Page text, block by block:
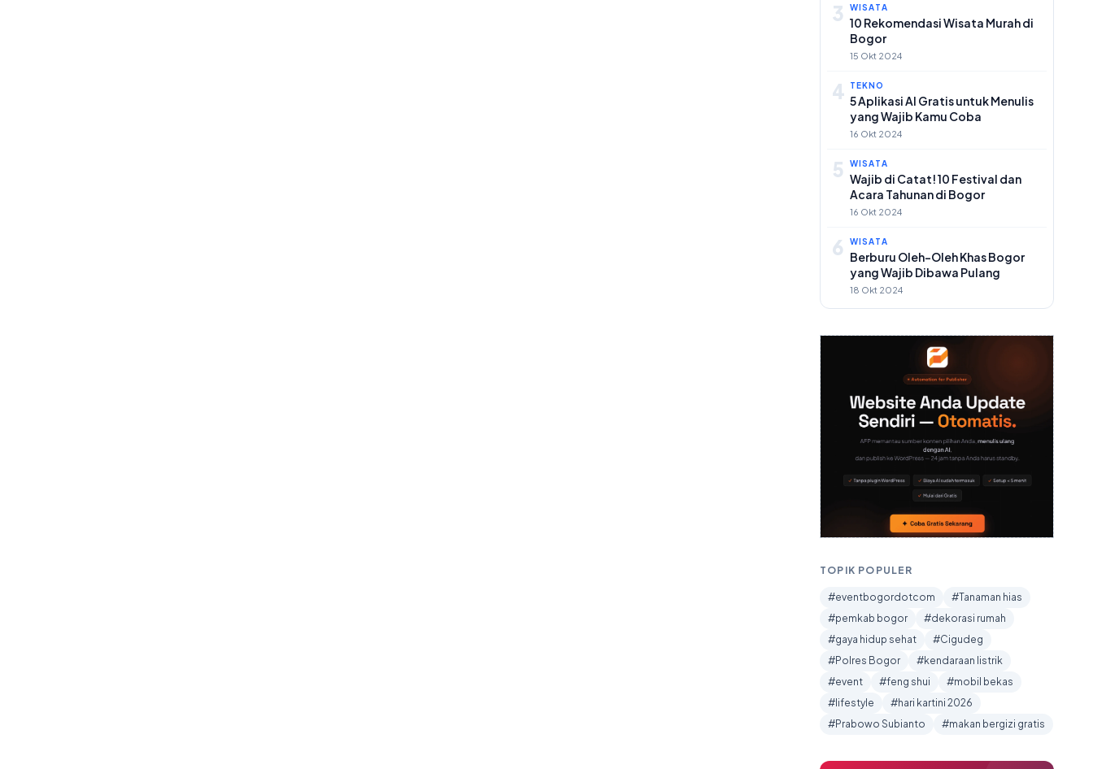
3 WISATA
10 Rekomendasi Wisata Murah di
Bogor
15 Okt 2024
4 TEKNO
5 Aplikasi AI Gratis untuk Menulis
yang Wajib Kamu Coba
16 Okt 2024
5 WISATA
Wajib di Catat! 10 Festival dan
Acara Tahunan di Bogor
16 Okt 2024
6 WISATA
Berburu Oleh-Oleh Khas Bogor
yang Wajib Dibawa Pulang
18 Okt 2024
TOPIK POPULER
#eventbogordotcom
#Tanaman hias
#pemkab bogor
#dekorasi rumah
#gaya hidup sehat
#Cigudeg
#Polres Bogor
#kendaraan listrik
#event
#feng shui
#mobil bekas
#lifestyle
#hari kartini 2026
#Prabowo Subianto
#makan bergizi gratis